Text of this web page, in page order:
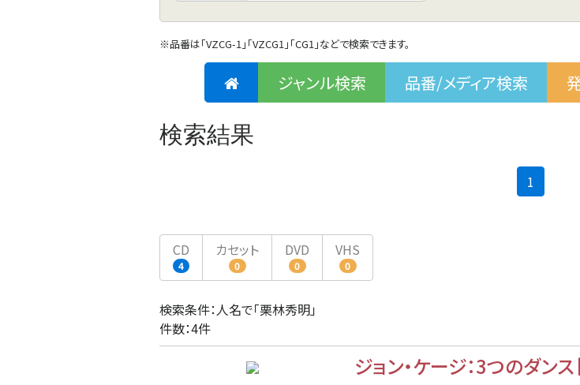
※品番は「VZCG-1」「VZCG1」「CG1」などで検索できます。
ジャンル検索 品番/メディア検索
検索結果
1
CD
4
カセット
0
DVD
0
VHS
0
検索条件：人名で「栗林秀明」
件数：4件
ジョン・ケージ：3つのダン